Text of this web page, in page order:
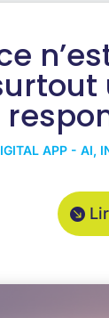
APP - AI,